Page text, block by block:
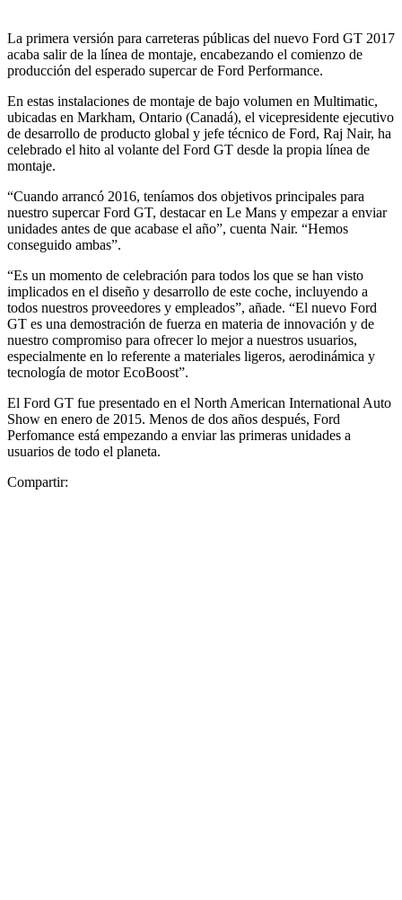
La primera versión para carreteras públicas del nuevo Ford GT 2017
acaba salir de la línea de montaje, encabezando el comienzo de
producción del esperado supercar de Ford Performance.
En estas instalaciones de montaje de bajo volumen en Multimatic,
ubicadas en Markham, Ontario (Canadá), el vicepresidente ejecutivo
de desarrollo de producto global y jefe técnico de Ford, Raj Nair, ha
celebrado el hito al volante del Ford GT desde la propia línea de
montaje.
“Cuando arrancó 2016, teníamos dos objetivos principales para
nuestro supercar Ford GT, destacar en Le Mans y empezar a enviar
unidades antes de que acabase el año”, cuenta Nair. “Hemos
conseguido ambas”.
“Es un momento de celebración para todos los que se han visto
implicados en el diseño y desarrollo de este coche, incluyendo a
todos nuestros proveedores y empleados”, añade. “El nuevo Ford
GT es una demostración de fuerza en materia de innovación y de
nuestro compromiso para ofrecer lo mejor a nuestros usuarios,
especialmente en lo referente a materiales ligeros, aerodinámica y
tecnología de motor EcoBoost”.
El Ford GT fue presentado en el North American International Auto
Show en enero de 2015. Menos de dos años después, Ford
Perfomance está empezando a enviar las primeras unidades a
usuarios de todo el planeta.
Compartir: